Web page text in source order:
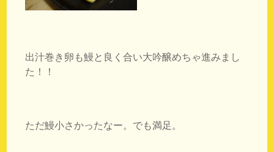
出汁巻き卵も鰻と良く合い大吟醸めちゃ進みまし
た！！
ただ鰻小さかったなー。でも満足。